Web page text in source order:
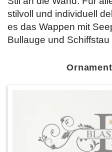
stilvoll und individuell
es das Wappen mit
Bullauge und Schiffstau